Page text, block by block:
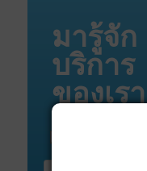
มารู้จัก
บริการ
ของเรา